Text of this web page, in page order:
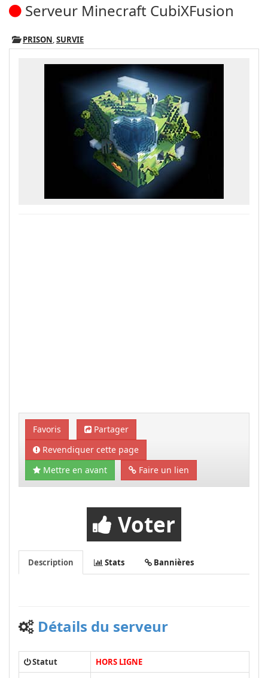
Serveur Minecraft CubiXFusion
PRISON,SURVIE
Favoris
Partager
Revendiquer cette page
Mettre en avant
Faire un lien
Voter
Description Stats Bannières
Détails du serveur
Statut
HORS LIGNE